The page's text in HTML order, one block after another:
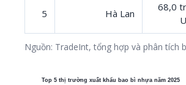
5 Hà Lan
68,0
Nguồn: TradeInt, tổng hợp và phân tích